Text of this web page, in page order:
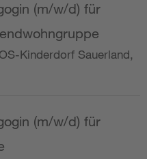
(m/w/d) für
Kinderdorf Sauerland,
(m/w/d) für